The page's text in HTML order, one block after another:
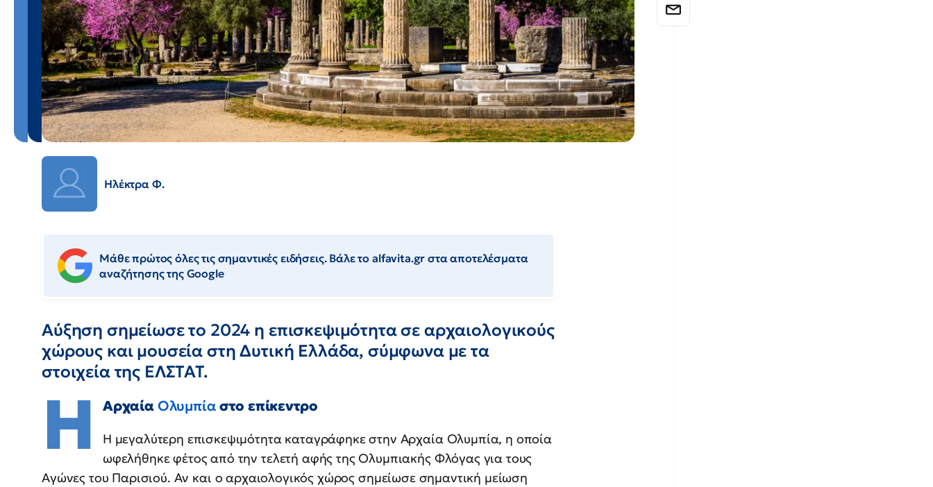
Ηλέκτρα Φ.
Μάθε πρώτος όλες τις σημαντικές ειδήσεις. Βάλε το alfavita.gr στα αποτελέσματα
αναζήτησης της Google
Αύξηση σημείωσε το 2024 η επισκεψιμότητα σε αρχαιολογικούς
χώρους και μουσεία στη Δυτική Ελλάδα, σύμφωνα με τα
στοιχεία της ΕΛΣΤΑΤ.
Η Αρχαία Ολυμπίαστο επίκεντρο
Η μεγαλύτερη επισκεψιμότητα καταγράφηκε στην Αρχαία Ολυμπία, η οποία
ωφελήθηκε φέτος από την τελετή αφής της Ολυμπιακής Φλόγας για τους
Αγώνες του Παρισιού. Αν και ο αρχαιολογικός χώρος σημείωσε σημαντική μείωση